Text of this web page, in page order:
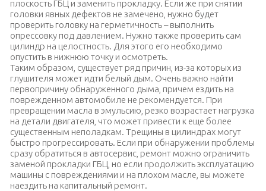
плоскость ГБЦ и заменить прокладку. Если же при снятии
головки явных дефектов не замечено, нужно будет
проверить головку на герметичность – выполнить
опрессовку под давлением. Нужно также проверить сам
цилиндр на целостность. Для этого его необходимо
опустить в нижнюю точку и осмотреть.
Таким образом, существует ряд причин, из-за которых из
глушителя может идти белый дым. Очень важно найти
первопричину обнаруженного дыма, причем ездить на
поврежденном автомобиле не рекомендуется. При
превращении масла в эмульсию, резко возрастает нагрузка
на детали двигателя, что может привести к еще более
существенным неполадкам. Трещины в цилиндрах могут
быстро прогрессировать. Если при обнаружении проблемы
сразу обратиться в автосервис, ремонт можно ограничить
заменой прокладки ГБЦ, но если продолжить эксплуатацию
машины с повреждениями и на плохом масле, вы можете
наездить на капитальный ремонт.